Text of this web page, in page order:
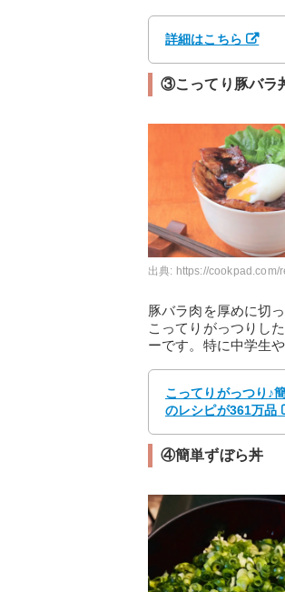
詳細はこちら
③こってり豚バラ
出典: https://cookpad.com/
豚バラ肉を厚めに切
こってりがっつりし
ーです。特に中学生
こってりがっつり♪
のレシピが361万品
④簡単ずぼら丼